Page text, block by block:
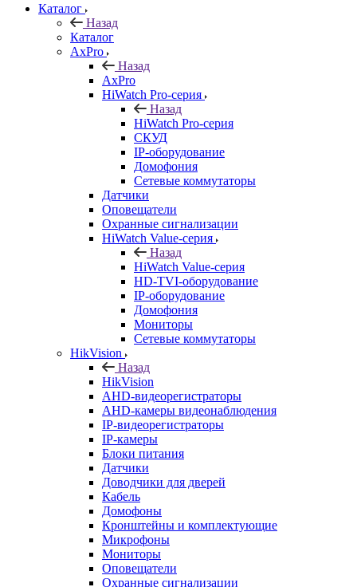
Каталог
Назад
Каталог
AxPro
Назад
AxPro
HiWatch Pro-серия
Назад
HiWatch Pro-серия
CКУД
IP-оборудование
Домофония
Сетевые коммутаторы
Датчики
Оповещатели
Охранные сигнализации
HiWatch Value-серия
Назад
HiWatch Value-серия
HD-TVI-оборудование
IP-оборудование
Домофония
Мониторы
Сетевые коммутаторы
HikVision
Назад
HikVision
AHD-видеорегистраторы
AHD-камеры видеонаблюдения
IP-видеорегистраторы
IP-камеры
Блоки питания
Датчики
Доводчики для дверей
Кабель
Домофоны
Кронштейны и комплектующие
Микрофоны
Мониторы
Оповещатели
Охранные сигнализации